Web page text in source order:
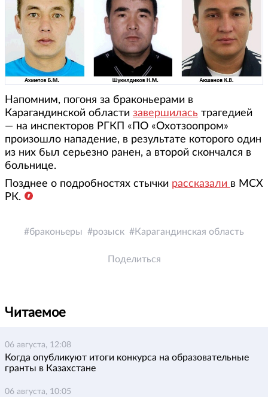
Напомним, погоня за браконьерами в
Карагандинской области завершилась трагедией
— на инспекторов РГКП «ПО «Охотзоопром»
произошло нападение, в результате которого один
из них был серьезно ранен, а второй скончался в
больнице.
Позднее о подробностях стычки рассказали в МСХ
РК.
браконьеры розыск Карагандинская область
Поделиться
Читаемое
06 августа, 12:08
Когда опубликуют итоги конкурса на образовательные
гранты в Казахстане
06 августа, 10:05